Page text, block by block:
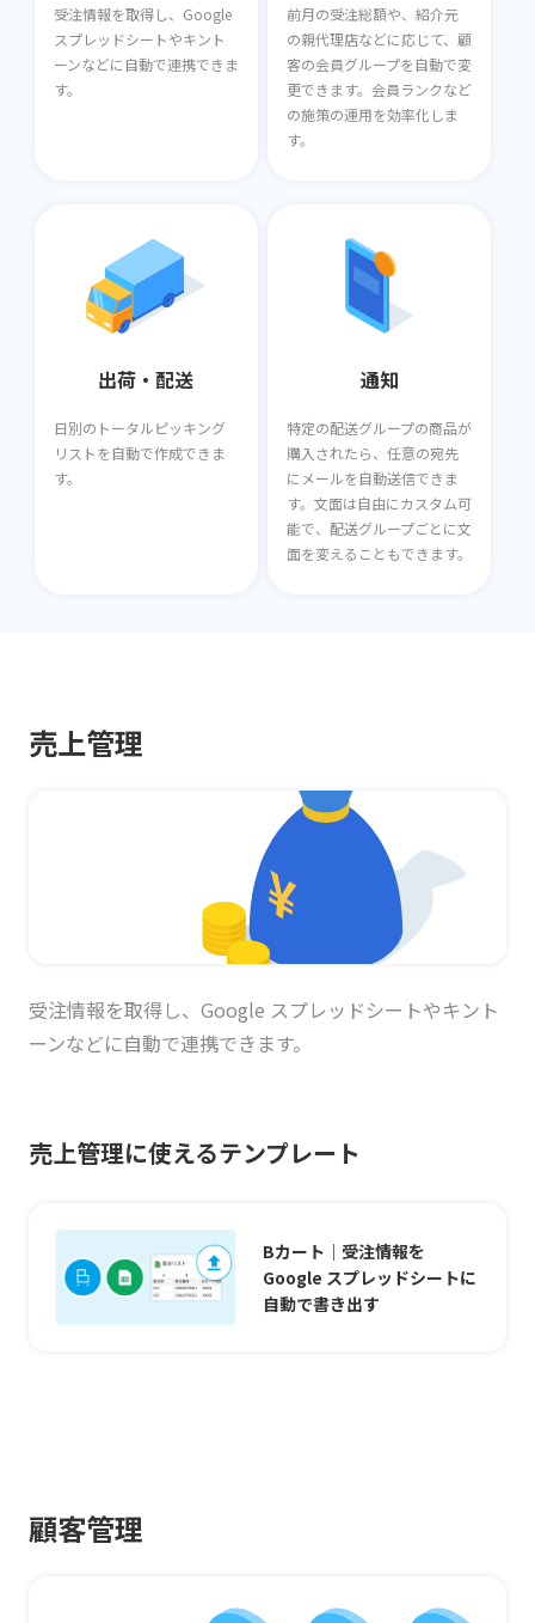
受注情報を取得し、Google
スプレッドシートやキント
ーンなどに自動で連携できま
す。
前月の受注総額や、紹介元
の親代理店などに応じて、顧
客の会員グループを自動で変
更できます。会員ランクなど
の施策の運用を効率化しま
す。
出荷・配送
日別のトータルピッキング
リストを自動で作成できま
す。
通知
特定の配送グループの商品が
購入されたら、任意の宛先
にメールを自動送信できま
す。文面は自由にカスタム可
能で、配送グループごとに文
面を変えることもできます。
売上管理
受注情報を取得し、Google スプレッドシートやキント
ーンなどに自動で連携できます。
売上管理に使えるテンプレート
Bカート｜受注情報を
Google スプレッドシートに
自動で書き出す
顧客管理